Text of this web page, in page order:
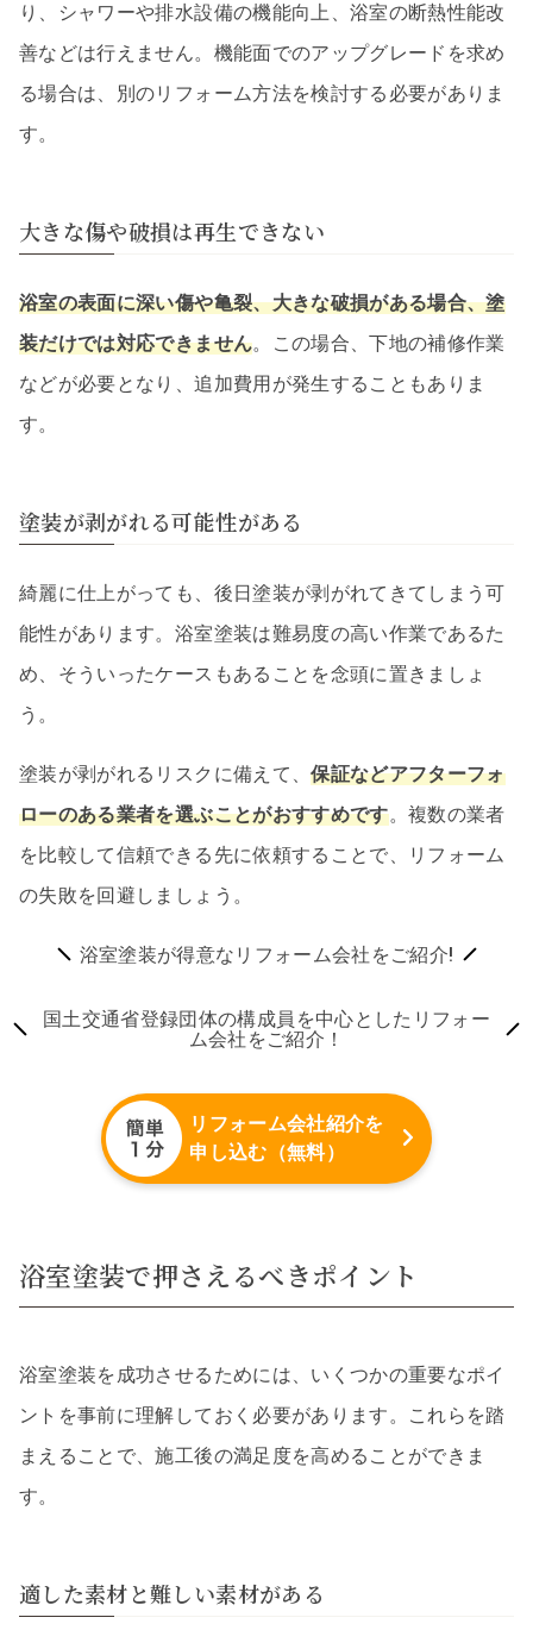
り、シャワーや排水設備の機能向上、浴室の断熱性能改
善などは行えません。機能面でのアップグレードを求め
る場合は、別のリフォーム方法を検討する必要がありま
す。
大きな傷や破損は再生できない
浴室の表面に深い傷や亀裂、大きな破損がある場合、塗
装だけでは対応できません。この場合、下地の補修作業
などが必要となり、追加費用が発生することもありま
す。
塗装が剥がれる可能性がある
綺麗に仕上がっても、後日塗装が剥がれてきてしまう可
能性があります。浴室塗装は難易度の高い作業であるた
め、そういったケースもあることを念頭に置きましょ
う。
塗装が剥がれるリスクに備えて、保証などアフターフォ
ローのある業者を選ぶことがおすすめです。複数の業者
を比較して信頼できる先に依頼することで、リフォーム
の失敗を回避しましょう。
浴室塗装が得意なリフォーム会社をご紹介!
国土交通省登録団体の構成員を中心としたリフォー
ム会社をご紹介！
リフォーム会社紹介を
申し込む（無料）
浴室塗装で押さえるべきポイント
浴室塗装を成功させるためには、いくつかの重要なポイ
ントを事前に理解しておく必要があります。これらを踏
まえることで、施工後の満足度を高めることができま
す。
適した素材と難しい素材がある